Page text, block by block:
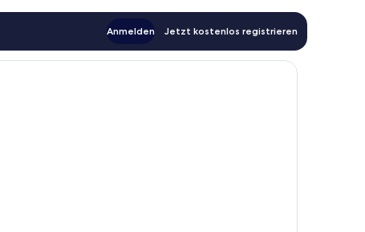
Anmelden Jetzt kostenlos registrieren